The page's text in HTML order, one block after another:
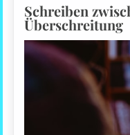
Schreiben
Überschreitung